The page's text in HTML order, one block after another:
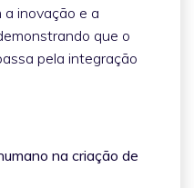
inovação e a
que o
pela integração
na criação de